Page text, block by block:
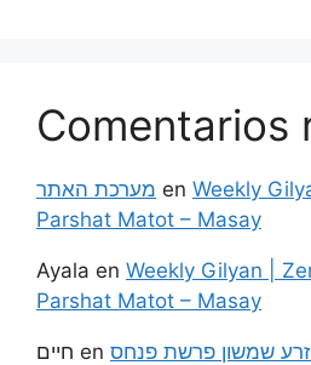
Comentarios
מערכת האתר en Weekly
Parshat Matot – Masay
Ayala en Weekly Gilyan |
Parshat Matot – Masay
חיים en | זרע שמשון פרשת פנחס